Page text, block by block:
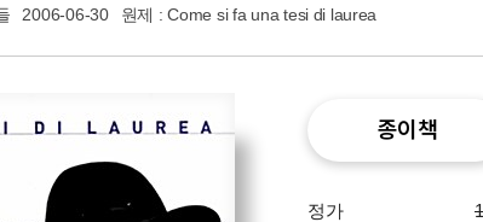
2006-06-30 원제 : Come si fa una tesi di laurea
종이책
정가